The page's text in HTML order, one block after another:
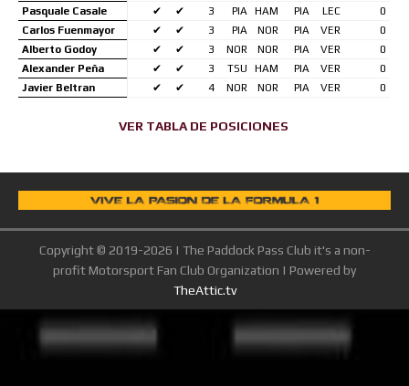
Pasquale Casale ✔ ✔ 3 PIA HAM PIA LEC
0
Carlos Fuenmayor
✔ ✔ 3 PIA NOR PIA VER
0
Alberto Godoy
✔ ✔ 3 NOR NOR PIA VER
0
Alexander Peña
✔ ✔ 3 TSU HAM PIA VER
0
Javier Beltran
✔ ✔ 4 NOR NOR PIA VER 0
VER TABLA DE POSICIONES
Copyright © 2019-2026 | The Paddock Pass Club it's a non-
profit Motorsport Fan Club Organization | Powered by
TheAttic.tv